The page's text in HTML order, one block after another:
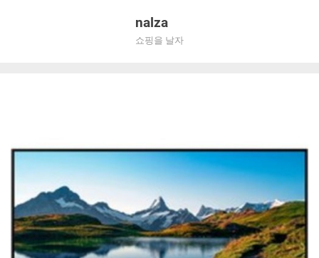
nalza
쇼핑을 날자